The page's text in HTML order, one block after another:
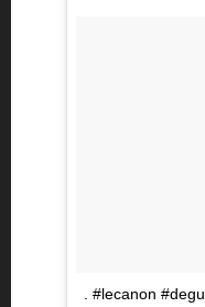
. #lecanon